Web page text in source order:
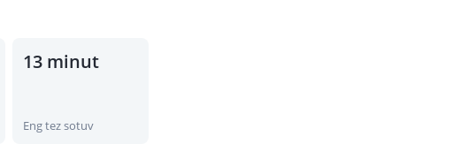
13 minut
Eng tez sotuv